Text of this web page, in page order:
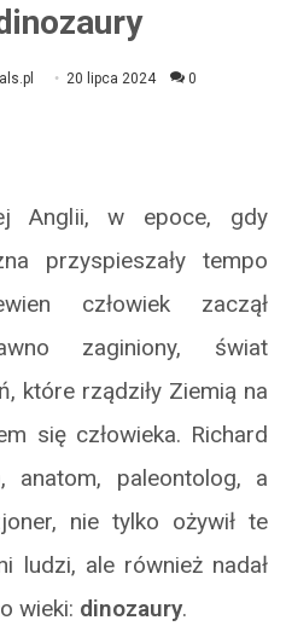
20 lipca 2024 0
Anglii, w epoce, gdy
przyspieszały tempo
człowiek zaczął
zaginiony, świat
które rządziły Ziemią na
się człowieka. Richard
paleontolog, a
nie tylko ożywił te
ludzi, ale również nadał
wieki: dinozaury.